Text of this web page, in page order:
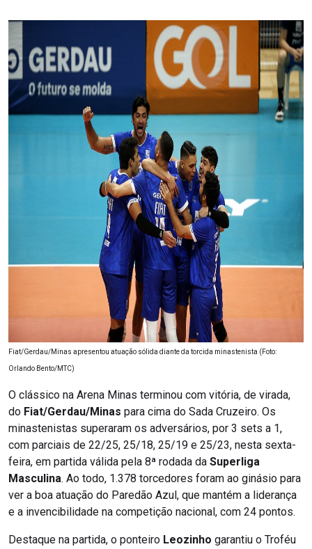
Fiat/Gerdau/Minas apresentou atuação sólida diante da torcida minastenista (Foto:
Orlando Bento/MTC)
O clássico na Arena Minas terminou com vitória, de virada,
do Fiat/Gerdau/Minas para cima do Sada Cruzeiro. Os
minastenistas superaram os adversários, por 3 sets a 1,
com parciais de 22/25, 25/18, 25/19 e 25/23, nesta sexta-
feira, em partida válida pela 8ª rodada da Superliga
Masculina. Ao todo, 1.378 torcedores foram ao ginásio para
ver a boa atuação do Paredão Azul, que mantém a liderança
e a invencibilidade na competição nacional, com 24 pontos.
Destaque na partida, o ponteiro Leozinho garantiu o Troféu